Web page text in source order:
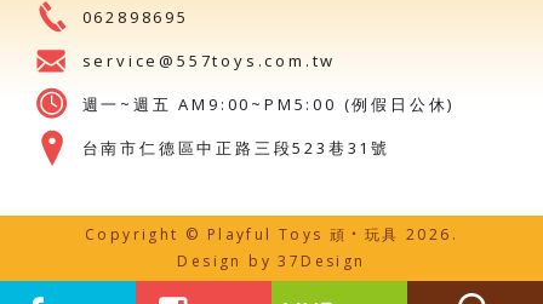
062898695
service@557toys.com.tw
週一~週五 AM9:00~PM5:00 (例假日公休)
台南市仁德區中正路三段523巷31號
Copyright © Playful Toys 頑‧玩具 2026.
Design by37Design